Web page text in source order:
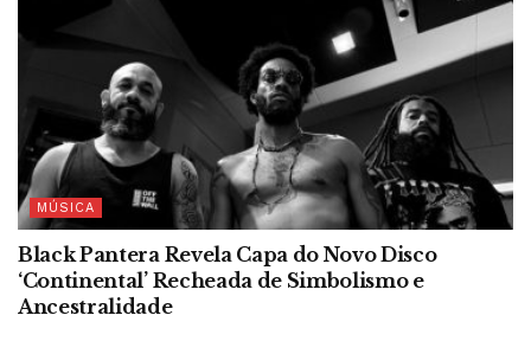
MÚSICA
Black Pantera Revela Capa do Novo Disco
‘Continental’ Recheada de Simbolismo e
Ancestralidade